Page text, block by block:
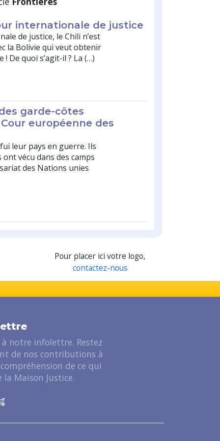
internationale de justice
de justice, le Chili n’est
la Bolivie qui veut obtenir
! De quoi s’agit-il ? La (…)
garde-côtes
européenne des
leur pays en guerre. Ils
vécu dans des camps
des Nations unies
Pour placer ici votre logo,
contactez-nous
notre infolettre. Restez
de nos contributions à
de ce qui
Maison Justice.